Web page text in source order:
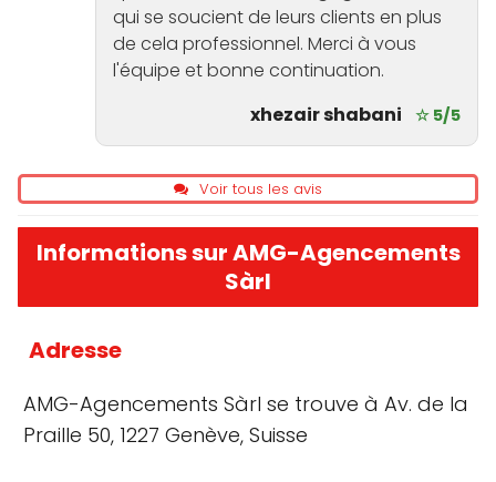
qui se soucient de leurs clients en plus
de cela professionnel. Merci à vous
l'équipe et bonne continuation.
xhezair shabani
☆ 5/5
Voir tous les avis
Informations sur AMG-Agencements
Sàrl
Adresse
AMG-Agencements Sàrl se trouve à Av. de la
Praille 50, 1227 Genève, Suisse